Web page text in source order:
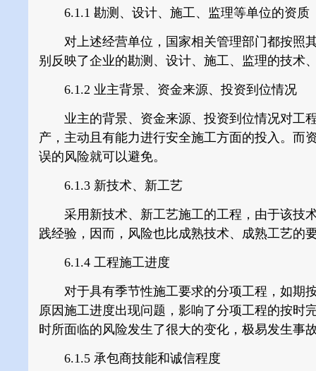
6.1.1 勘测、设计、施工、监理等单位的资质
对上述经营单位，国家相关管理部门都按照
别反映了企业的勘测、设计、施工、监理的技术
6.1.2 业主背景、资金来源、投资到位情况
业主的背景、资金来源、投资到位情况对工
产，主动且有能力进行安全施工方面的投入。而
误的风险就可以避免。
6.1.3 新技术、新工艺
采用新技术、新工艺施工的工程，由于该技
践经验，因而，风险也比成熟技术、成熟工艺的
6.1.4 工程施工进度
对于具有季节性施工要求的分项工程，如期
原因施工进度出现问题，影响了分项工程的按时
时所面临的风险发生了很大的变化，极易发生事
6.1.5 承包商技能和诚信程度